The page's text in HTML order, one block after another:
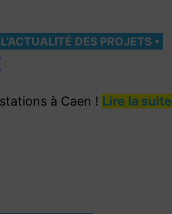
L’ACTUALITÉ DES PROJETS
à Caen ! Lire la suite